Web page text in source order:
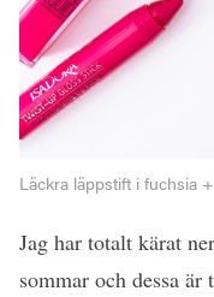
Läckra läppstift i fuchsia
Jag har totalt kärat
sommar och dessa